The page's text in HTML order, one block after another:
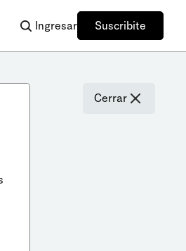
Ingresar Suscribite
Cerrar